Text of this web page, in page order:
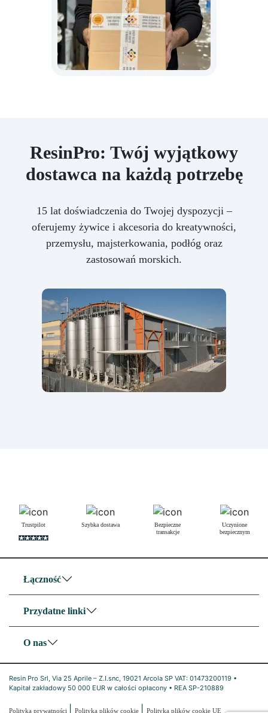
ResinPro: Twój wyjątkowy
dostawca na każdą potrzebę
15 lat doświadczenia do Twojej dyspozycji –
oferujemy żywice i akcesoria do kreatywności,
przemysłu, majsterkowania, podłóg oraz
zastosowań morskich.
Trustpilot Szybka dostawa
Bezpieczne
transakcje
Uczynione
bezpiecznym
Łączność
Przydatne linki
O nas
Resin Pro Srl, Via 25 Aprile – Z.I.snc, 19021 Arcola SP VAT: 01473200119 •
Kapitał zakładowy 50 000 EUR w całości opłacony • REA SP-210889
Polityka prywatności Polityka plików cookie Polityka plików cookie UE